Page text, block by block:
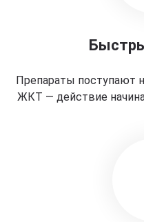
Препараты поступают
ЖКТ — действие